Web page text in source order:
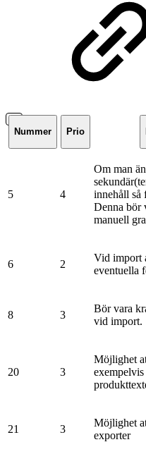
Nummer Prio
5 4
Om man
innehåll så
Denna bör
manuell
6 2
Vid import
eventuella
8 3
Bör vara
vid import.
20 3
Möjlighet
21 3
Möjlighet
exporter